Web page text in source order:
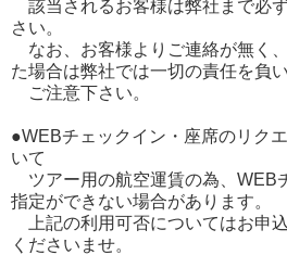
該当されるお客様は弊社まで必
さい。
なお、お客様よりご連絡が無く
た場合は弊社では一切の責任を負
ご注意下さい。
●WEBチェックイン・座席のリク
いて
ツアー用の航空運賃の為、WEB
指定ができない場合があります。
上記の利用可否についてはお申
くださいませ。